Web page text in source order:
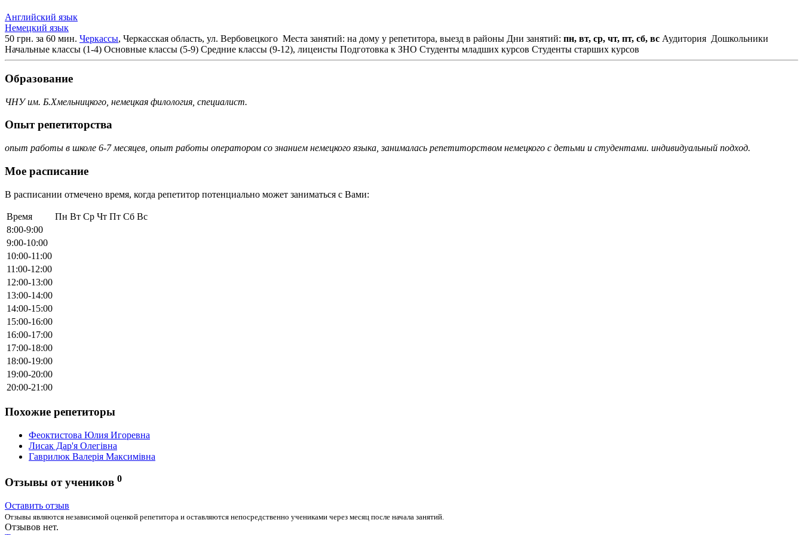
Английский язык
Немецкий язык
50 грн. за 60 мин. Черкассы, Черкасская область, ул. Вербовецкого Места занятий: на дому у репетитора, выезд в районы Дни занятий: пн, вт, ср, чт, пт, сб, вс Аудитория Дошкольники
Начальные классы (1-4) Основные классы (5-9) Средние классы (9-12), лицеисты Подготовка к ЗНО Студенты младших курсов Студенты старших курсов
Образование
ЧНУ им. Б.Хмельницкого, немецкая филология, специалист.
Опыт репетиторства
опыт работы в школе 6-7 месяцев, опыт работы оператором со знанием немецкого языка, занималась репетиторством немецкого с детьми и студентами. индивидуальный подход.
Мое расписание
В расписании отмечено время, когда репетитор потенциально может заниматься с Вами:
Время Пн Вт Ср Чт Пт Сб Вс
8:00-9:00
9:00-10:00
10:00-11:00
11:00-12:00
12:00-13:00
13:00-14:00
14:00-15:00
15:00-16:00
16:00-17:00
17:00-18:00
18:00-19:00
19:00-20:00
20:00-21:00
Похожие репетиторы
Феоктистова Юлия Игоревна
Лисак Дар'я Олегівна
Гаврилюк Валерія Максимівна
Отзывы от учеников 0
Оставить отзыв
Отзывы являются независимой оценкой репетитора и оставляются непосредственно учениками через месяц после начала занятий.
Отзывов нет.